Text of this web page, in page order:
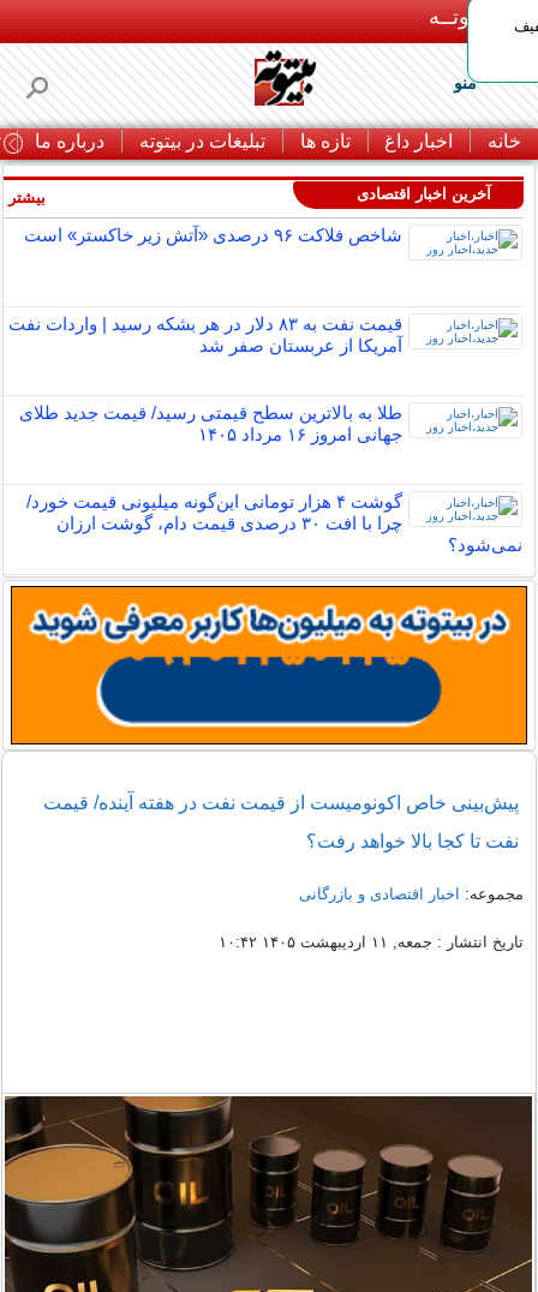
بـیتوتــه
منو
خانه اخبار داغ تازه ها تبلیغات در بیتوته درباره ما
50% تخفیف
آخرین اخبار اقتصادی
شاخص فلاکت ۹۶ درصدی «آتش زیر خاکستر» است
قیمت نفت به ۸۳ دلار در هر بشکه رسید | واردات نفت
آمریکا از عربستان صفر شد
طلا به بالاترین سطح قیمتی رسید/ قیمت جدید طلای
جهانی امروز ۱۶ مرداد ۱۴۰۵
گوشت ۴ هزار تومانی این‌گونه میلیونی قیمت خورد/
چرا با افت ۳۰ درصدی قیمت دام، گوشت ارزان
نمی‌شود؟
بیشتر
پیش‌بینی خاص اکونومیست از قیمت نفت در هفته آینده/ قیمت
نفت تا کجا بالا خواهد رفت؟
مجموعه: اخبار اقتصادی و بازرگانی
تاریخ انتشار : جمعه, ۱۱ اردیبهشت ۱۴۰۵ ۱۰:۴۲